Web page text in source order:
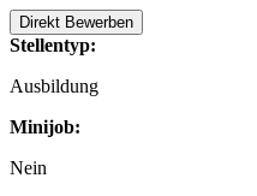
Direkt Bewerben
Stellentyp:
Ausbildung
Minijob:
Nein